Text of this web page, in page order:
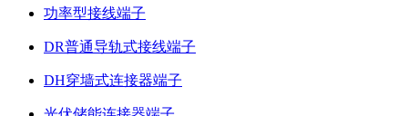
功率型接线端子
DR普通导轨式接线端子
DH穿墙式连接器端子